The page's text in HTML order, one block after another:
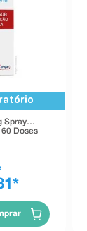
Spray
Doses
*